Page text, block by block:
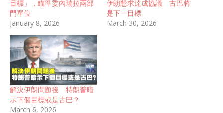
目標」，瞄準委內瑞拉兩部
門單位
January 8, 2026
伊朗懇求達成協議 古巴將
是下一目標
March 30, 2026
解決伊朗問題後 特朗普暗
示下個目標或是古巴？
March 6, 2026